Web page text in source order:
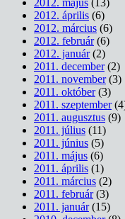
2012. április (6)
2012. március (6)
2012. február(6)
2012. január(2)
2011. december(2)
2011. november(3)
2011. október(3)
2011. szeptember
2011. augusztus (9)
2011. július (11)
2011. június (5)
2011. május (6)
2011. április (1)
2011. március (2)
2011. február(3)
2011. január(15)